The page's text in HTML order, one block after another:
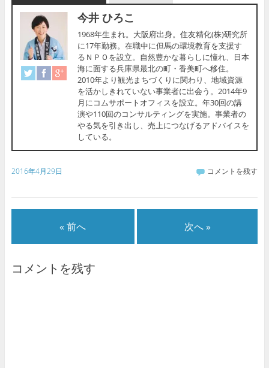
今井 ひろこ
1968年生まれ。大阪府出身。住友精化(株)研究所
に17年勤務。在職中に但馬の環境教育を支援す
るＮＰＯを設立。自然豊かな暮らしに憧れ、日本
海に面する兵庫県最北の町・香美町へ移住。
2010年より観光まちづくりに関わり、地域資源
を活かしきれていない事業者に出会う。2014年9
月にコムサポートオフィスを設立。年30回の講
演や110回のコンサルティングを実施。事業者の
やる気を引き出し、売上につなげるアドバイスを
している。
2016年4月29日 コメントを残す
« 前へ 次へ »
コメントを残す